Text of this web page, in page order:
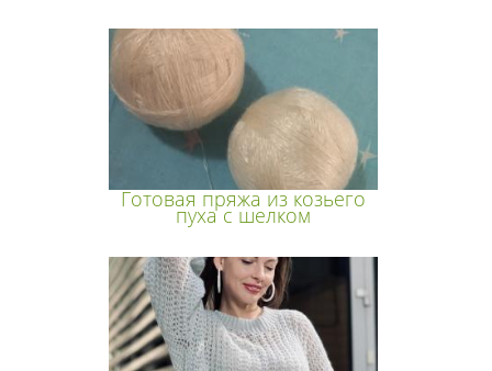
Готовая пряжа из козьего
пуха с шелком